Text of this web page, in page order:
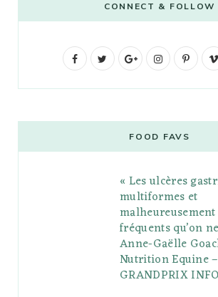
CONNECT & FOLLOW
F
b
t
G
g
l
e
P
l
s
I
t
a
g
r
a
m
P
e
r
e
s
FOOD FAVS
« Les ulcères
multiformes et
fréquents qu’on
Anne-Gaëlle
Nutrition Equine –
GRANDPRIX INFO